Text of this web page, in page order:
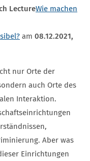
LectureWie machen
am 08.12.2021,
nur Orte der
auch Orte des
Interaktion.
Aber was
Einrichtungen